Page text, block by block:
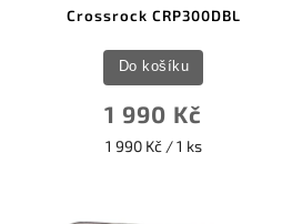
Crossrock CRP300DBL
1 990 Kč
1 990 Kč / 1 ks
Do košíku